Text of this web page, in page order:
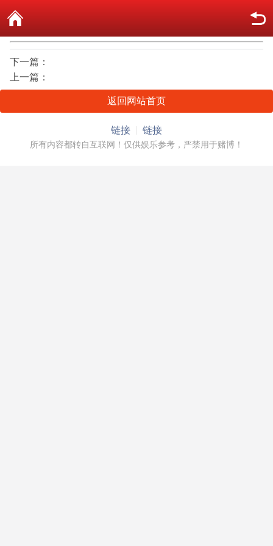
下一篇：
上一篇：
返回网站首页
链接 链接
所有内容都转自互联网！仅供娱乐参考，严禁用于赌博！